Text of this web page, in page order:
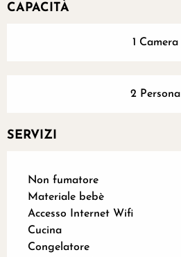
CAPACITÀ
1 Camera
2 Persona
SERVIZI
Non fumatore
Materiale bebè
Accesso Internet Wifi
Cucina
Congelatore